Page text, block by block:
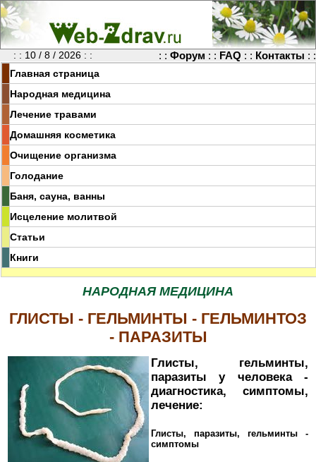
: : 10 / 8 / 2026 : : : : Форум : : FAQ : : Контакты : :
Главная страница
Народная медицина
Лечение травами
Домашняя косметика
Очищение организма
Голодание
Баня, сауна, ванны
Исцеление молитвой
Статьи
Книги
НАРОДНАЯ МЕДИЦИНА
ГЛИСТЫ - ГЕЛЬМИНТЫ - ГЕЛЬМИНТОЗ
- ПАРАЗИТЫ
Глисты, гельминты,
паразиты у человека -
диагностика, симптомы,
лечение:
Глисты, паразиты, гельминты -
симптомы